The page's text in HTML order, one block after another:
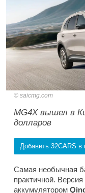
saicmg.com
MG4X вышел в
долларов
Добавить 32CARS в
Самая необычная
практичной.
аккумулятором